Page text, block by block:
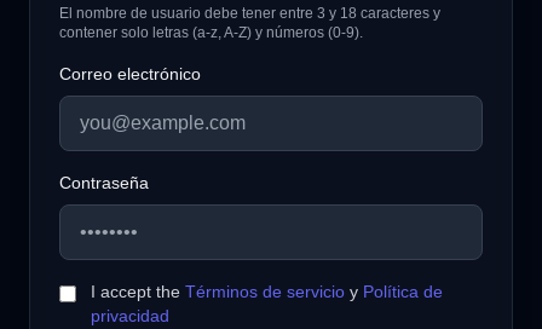
El nombre de usuario debe tener entre 3 y 18 caracteres y
contener solo letras (a-z, A-Z) y números (0-9).
Correo electrónico
Contraseña
I accept theTérminos de servicio y Política de
privacidad